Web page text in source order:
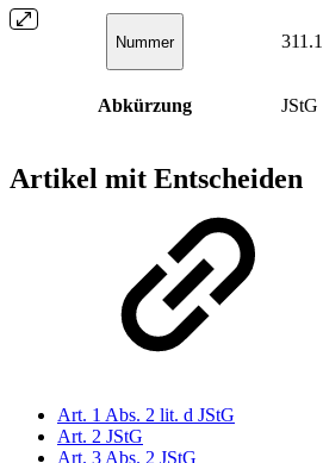
Nummer 311.1
Abkürzung JStG
Artikel mit Entscheiden
Art. 1 Abs. 2 lit. d JStG
Art. 2 JStG
Art. 3 Abs. 2 JStG